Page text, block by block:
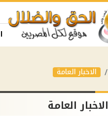
الاخبار العامة
الاخبار العامة